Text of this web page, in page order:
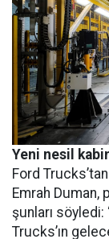
Yeni nesil
Ford
Emrah
şunları söyledi:
Trucks’ın